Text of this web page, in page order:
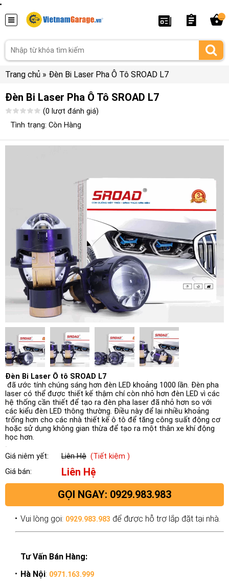
Trang chủ » Đèn Bi Laser Pha Ô Tô SROAD L7
Đèn Bi Laser Pha Ô Tô SROAD L7
(0 lượt đánh giá)
Tình trạng: Còn Hàng
Đèn Bi Laser Ô tô SROAD L7
đã ước tính chúng sáng hơn đèn LED khoảng 1000 lần. Đèn pha
laser có thể được thiết kế thậm chí còn nhỏ hơn đèn LED vì các
hệ thống cần thiết để tạo ra đèn pha laser đã nhỏ hơn so với
các kiểu đèn LED thông thường. Điều này để lại nhiều khoảng
trống hơn cho các nhà thiết kế ô tô để tăng công suất động cơ
hoặc sử dụng không gian thừa để tạo ra một thân xe khí động
học hơn.
Giá niêm yết: Liên Hệ (Tiết kiệm )
Giá bán:
Liên Hệ
GỌI NGAY: 0929.983.983
Vui lòng gọi: 0929.983.983 để được hỗ trợ lắp đặt tại nhà.
Tư Vấn Bán Hàng:
Hà Nội: 0971.163.999